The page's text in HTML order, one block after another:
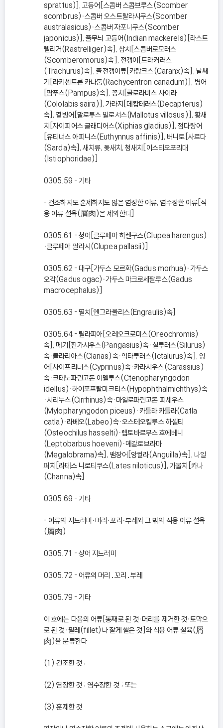
sprattus)], 고등어[스콤버 스콤브루스(Scomber
scombrus)ㆍ스콤버 오스트랄라시쿠스(Scomber
australasicus)ㆍ스콤버 자포니쿠스(Scomber
japonicus)], 줄무늬 고등어(Indian mackerels)[라스트
렐리거(Rastrelliger)속], 삼치[스콤버로모러스
(Scomberomorus)속], 전갱이[트라커러스
(Trachurus)속], 줄전갱이류[카랑크스(Caranx)속], 날쌔
기[라키센트론 카나둠(Rachycentron canadum)], 병어
[팜푸스(Pampus)속], 꽁치[콜로라비스 사이라
(Cololabis saira)], 가라지[데캅테러스(Decapterus)
속], 열빙어[말로투스 빌로서스(Mallotus villosus)], 황새
치[자이피어스 글래디어스(Xiphias gladius)], 점다랑어
[유티너스 아피니스(Euthynnus affinis)], 버니토[사르다
(Sarda)속], 새치류, 돛새치, 청새치[이스티오포리대
(Istiophoridae)]
0305.59 - 기타
- 건조하지도 훈제하지도 않은 염장한 어류, 염수장한 어류[식
용 어류 설육(屑肉)은 제외한다]
0305.61 - 청어[클루페아 하렌구스(Clupea harengus)
ㆍ클루페아 팔라시(Clupea pallasii)]
0305.62 - 대구[가두스 모르화(Gadus morhua)ㆍ가두스
오각(Gadus ogac)ㆍ가두스 마크로세팔루스(Gadus
macrocephalus)]
0305.63 - 멸치[엔그라울리스(Engraulis)속]
0305.64 - 틸라피아[오레오크로미스(Oreochromis)
속], 메기[판가시우스(Pangasius)속ㆍ실루러스(Silurus)
속ㆍ클라리아스(Clarias)속ㆍ익타루러스(Ictalurus)속], 잉
어[사이프리너스(Cyprinus)속ㆍ카라시우스(Carassius)
속ㆍ크테노파린고돈 이델루스(Ctenopharyngodon
idellus)ㆍ하이포프탈미크티스(Hypophthalmichthys)속
ㆍ시리누스(Cirrhinus)속ㆍ마일로파린고돈 피세우스
(Mylopharyngodon piceus)ㆍ카틀라 카틀라(Catla
catla)ㆍ라베오(Labeo)속ㆍ오스테오킬루스 하셀티
(Osteochilus hasselti)ㆍ렙토바르부스 호에베니
(Leptobarbus hoeveni)ㆍ메갈로브라마
(Megalobrama)속], 뱀장어[앙귈라(Anguilla)속], 나일
퍼치[라테스 니로티쿠스(Lates niloticus)], 가물치[카나
(Channa)속]
0305.69 - 기타
- 어류의 지느러미ㆍ머리ㆍ꼬리ㆍ부레와 그 밖의 식용 어류 설육
(屑肉)
0305.71 - 상어 지느러미
0305.72 - 어류의 머리․꼬리․부레
0305.79 - 기타
이 호에는 다음의 어류[통째로 된 것ㆍ머리를 제거한 것ㆍ토막으
로 된 것ㆍ필레(fillet)나 잘게 썰은 것]와 식용 어류 설육(屑
肉)을 분류한다
(1) 건조한 것 ;
(2) 염장한 것 ; 염수장한 것 ; 또는
(3) 훈제한 것